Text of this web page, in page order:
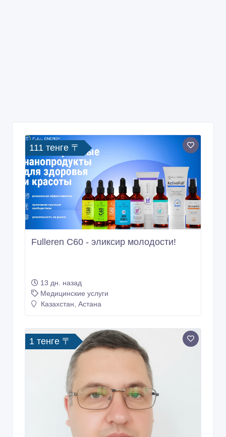
111 тенге 〒
Fulleren С60 - эликсир молодости!
13 дн. назад
Медицинские услуги
Казахстан, Астана
1 тенге 〒